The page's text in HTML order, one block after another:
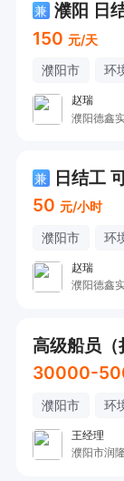
兼
150 元/天
濮阳市 环
赵瑞
濮阳德鑫
兼
50 元/小时
濮阳市 环
赵瑞
濮阳德鑫
高级船员（
30000-
濮阳市 环
王经理
濮阳市润